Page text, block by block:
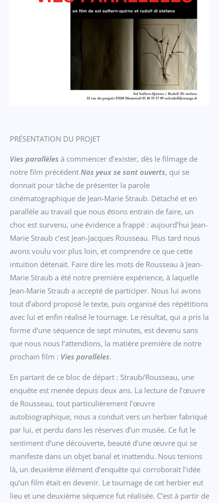
PRÉSENTATION DU PROJET
Vies parallèles à commencer d’exister, dès le filmage de
notre film précédent Nos yeux se sont ouverts, qui se
donnait pour tâche de présenter la parole
cinématographique de Jean-Marie Straub. Détaché et en
parallèle au travail que nous étions entrain de faire, un
choc est survenu, une évidence a frappé : aujourd’hui Jean-
Marie Straub c’est Jean-Jacques Rousseau. Plus tard nous
avons voulu voir plus loin, et comprendre ce que cette
intuition détenait. Faire dire les mots de Rousseau à Jean-
Marie Straub a été notre première expérience, à laquelle
Jean-Marie Straub a accepté de participer. Nous lui avons
tout d’abord proposé le texte, puis organisé des répétitions
avec lui et enfin réalisé le tournage. Le résultat, qui a pris la
forme d’une séquence de sept minutes, est devenu sans
que nous nous l’attendions, la matière première de notre
prochain film : Vies parallèles.
En partant de ce bloc de départ : Straub/Rousseau, une
enquête est menée depuis deux ans. La lecture de l’œuvre
de Rousseau, tout particulièrement l’œuvre
autobiographique, nous a conduit vers un herbier fabriqué
par lui, et perdu dans les réserves d’un musée. Ce fut le
sentiment d’une découverte, beauté d’une œuvre qui se
manifeste dans un objet banal et inattendu. Nous tenions
là, un deuxième élément d’enquête qui corroborait l’idée
qu’un film était en devenir. Le tournage de cet herbier eut
lieu et une deuxième séquence fut réalisée. C’est à partir de